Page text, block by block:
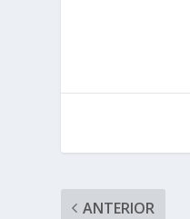
ANTERIOR